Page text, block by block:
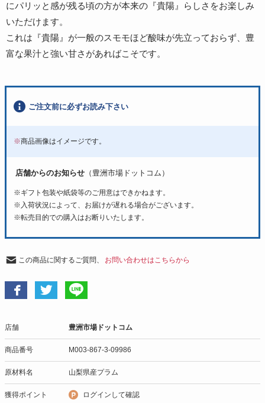
にパリッと感が残る頃の方が本来の『貴陽』らしさをお楽しみ
いただけます。
これは『貴陽』が一般のスモモほど酸味が先立っておらず、豊
富な果汁と強い甘さがあればこそです。
ご注文前に必ずお読み下さい
※商品画像はイメージです。
店舗からのお知らせ （豊洲市場ドットコム）
※ギフト包装や紙袋等のご用意はできかねます。
※入荷状況によって、お届けが遅れる場合がございます。
※転売目的での購入はお断りいたします。
この商品に関するご質問、 お問い合わせはこちらから
店舗 豊洲市場ドットコム
商品番号 M003-867-3-09986
原材料名 山梨県産プラム
獲得ポイント ログインして確認